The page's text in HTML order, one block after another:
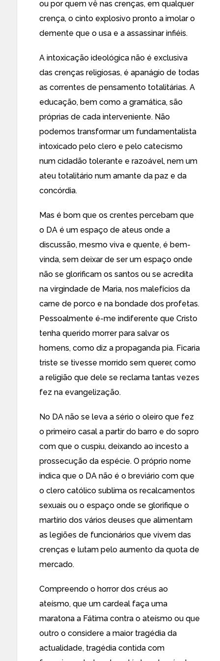
ou por quem vê nas crenças, em qualquer
crença, o cinto explosivo pronto a imolar o
demente que o usa e a assassinar infiéis.
A intoxicação ideológica não é exclusiva
das crenças religiosas, é apanágio de todas
as correntes de pensamento totalitárias. A
educação, bem como a gramática, são
próprias de cada interveniente. Não
podemos transformar um fundamentalista
intoxicado pelo clero e pelo catecismo
num cidadão tolerante e razoável, nem um
ateu totalitário num amante da paz e da
concórdia.
Mas é bom que os crentes percebam que
o DA é um espaço de ateus onde a
discussão, mesmo viva e quente, é bem-
vinda, sem deixar de ser um espaço onde
não se glorificam os santos ou se acredita
na virgindade de Maria, nos malefícios da
carne de porco e na bondade dos profetas.
Pessoalmente é-me indiferente que Cristo
tenha querido morrer para salvar os
homens, como diz a propaganda pia. Ficaria
triste se tivesse morrido sem querer, como
a religião que dele se reclama tantas vezes
fez na evangelização.
No DA não se leva a sério o oleiro que fez
o primeiro casal a partir do barro e do sopro
com que o cuspiu, deixando ao incesto a
prossecução da espécie. O próprio nome
indica que o DA não é o breviário com que
o clero católico sublima os recalcamentos
sexuais ou o espaço onde se glorifique o
martírio dos vários deuses que alimentam
as legiões de funcionários que vivem das
crenças e lutam pelo aumento da quota de
mercado.
Compreendo o horror dos créus ao
ateísmo, que um cardeal faça uma
maratona a Fátima contra o ateísmo ou que
outro o considere a maior tragédia da
actualidade, tragédia contida com